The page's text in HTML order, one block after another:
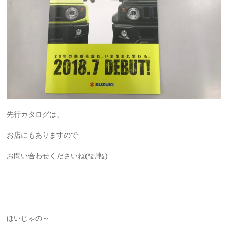
先行カタログは、
お店にもありますので
お問い合わせくださいね(*≧艸≦)
ほいじゃの～